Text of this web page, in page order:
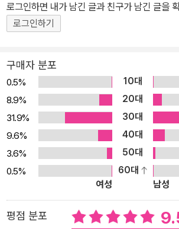
시민 또한 나름대로의 방법으로 진상에 다가가
서 막시민은 그동안 외면해왔던 자신의 진심을
로 향하는 샤를로트와 막시민, 두 사람은 아이
약속과 세상의 종말을 눈앞에 두고 과연 어떠
래 ‘룬의 아이들’ 시리즈는 1, 2부가 절판된 이
통해서만 독자들에게 제공될 예정이었으나 독
와 바람에 힘입어 종이책으로 다시 선보이게 되
러디드』 1권 출간을 시작으로, 오랜 기간 절판
전판(전7권)과 『데모닉』 완전판(전9권)을 작
과 내용 보완을 통해 개정한 원고와 새로운 디
로그인하면 내가 남긴 글과 친구가 남긴 글을
로그인하기
구매자 분포
0.5% 10대
8.9%
20대
31.9%
30대
9.6%
40대
3.6%
50대
0.5%
60대
여성
남성
평점 분포